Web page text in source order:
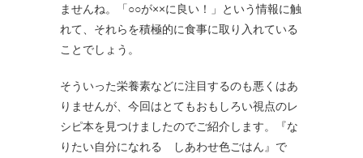
ませんね。「○○が××に良い！」という情報に触
れて、それらを積極的に食事に取り入れている
ことでしょう。
そういった栄養素などに注目するのも悪くはあ
りませんが、今回はとてもおもしろい視点のレ
シピ本を見つけましたのでご紹介します。『な
りたい自分になれる しあわせ色ごはん』で